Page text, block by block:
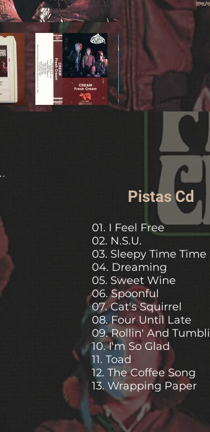
https://
Pistas Cd
01. I Feel Free
02. N.S.U.
03. Sleepy Time Time
04. Dreaming
05. Sweet Wine
​06. Spoonful
07. Cat's Squirrel
08. Four Until Late
09. Rollin' And
10. I'm So Glad
11. Toad
12. The Coffee Song
13. Wrapping Paper